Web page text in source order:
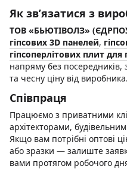
Як зв’язатися з
ТОВ «БЬЮТІВОЛЗ»
гіпсових 3D панелей,
гіпсоперлітових плит для
напряму без посередників,
та чесну ціну від виробника.
Співпраця
Працюємо з приватними
архітекторами,
Якщо вам потрібні оптові
або зразки — залиште
вами протягом робочого